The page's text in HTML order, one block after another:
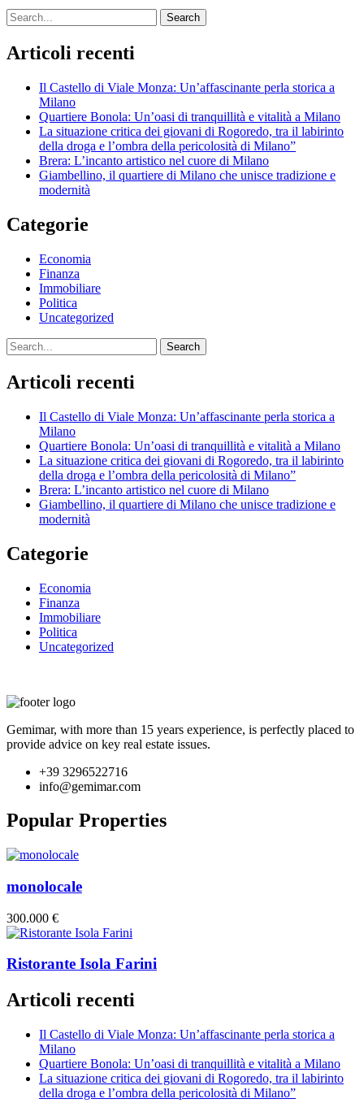
Search
Articoli recenti
Il Castello di Viale Monza: Un’affascinante perla storica a
Milano
Quartiere Bonola: Un’oasi di tranquillità e vitalità a Milano
La situazione critica dei giovani di Rogoredo, tra il labirinto
della droga e l’ombra della pericolosità di Milano”
Brera: L’incanto artistico nel cuore di Milano
Giambellino, il quartiere di Milano che unisce tradizione e
modernità
Categorie
Economia
Finanza
Immobiliare
Politica
Uncategorized
Search
Articoli recenti
Il Castello di Viale Monza: Un’affascinante perla storica a
Milano
Quartiere Bonola: Un’oasi di tranquillità e vitalità a Milano
La situazione critica dei giovani di Rogoredo, tra il labirinto
della droga e l’ombra della pericolosità di Milano”
Brera: L’incanto artistico nel cuore di Milano
Giambellino, il quartiere di Milano che unisce tradizione e
modernità
Categorie
Economia
Finanza
Immobiliare
Politica
Uncategorized
Gemimar, with more than 15 years experience, is perfectly placed to
provide advice on key real estate issues.
+39 3296522716
info@gemimar.com
Popular Properties
monolocale
300.000 €
Ristorante Isola Farini
Articoli recenti
Il Castello di Viale Monza: Un’affascinante perla storica a
Milano
Quartiere Bonola: Un’oasi di tranquillità e vitalità a Milano
La situazione critica dei giovani di Rogoredo, tra il labirinto
della droga e l’ombra della pericolosità di Milano”